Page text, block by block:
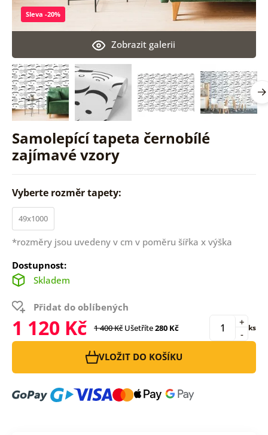
Samolepící tapeta černobílé
zajímavé vzory
Zobrazit galerii
Sleva -20%
Vyberte rozměr tapety:
49x1000
*rozměry jsou uvedeny v cm v poměru šířka x výška
Dostupnost:
Skladem
Přidat do oblíbených
1 120 Kč 1 400 Kč Ušetříte280 Kč -
+ ks
VLOŽIT DO KOŠÍKU